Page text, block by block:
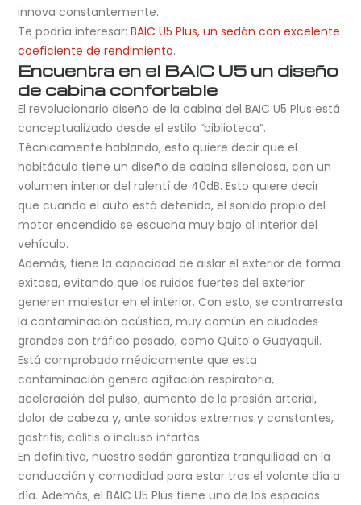
innova constantemente.
Te podría interesar:BAIC U5 Plus, un sedán con excelente
coeficiente de rendimiento.
Encuentra en el BAIC U5 un diseño
de cabina confortable
El revolucionario diseño de la cabina del BAIC U5 Plus está
conceptualizado desde el estilo “biblioteca”.
Técnicamente hablando, esto quiere decir que el
habitáculo tiene un diseño de cabina silenciosa, con un
volumen interior del ralentí de 40dB. Esto quiere decir
que cuando el auto está detenido, el sonido propio del
motor encendido se escucha muy bajo al interior del
vehículo.
Además, tiene la capacidad de aislar el exterior de forma
exitosa, evitando que los ruidos fuertes del exterior
generen malestar en el interior. Con esto, se contrarresta
la contaminación acústica, muy común en ciudades
grandes con tráfico pesado, como Quito o Guayaquil.
Está comprobado médicamente que esta
contaminación genera agitación respiratoria,
aceleración del pulso, aumento de la presión arterial,
dolor de cabeza y, ante sonidos extremos y constantes,
gastritis, colitis o incluso infartos.
En definitiva, nuestro sedán garantiza tranquilidad en la
conducción y comodidad para estar tras el volante día a
día. Además, el BAIC U5 Plus tiene uno de los espacios